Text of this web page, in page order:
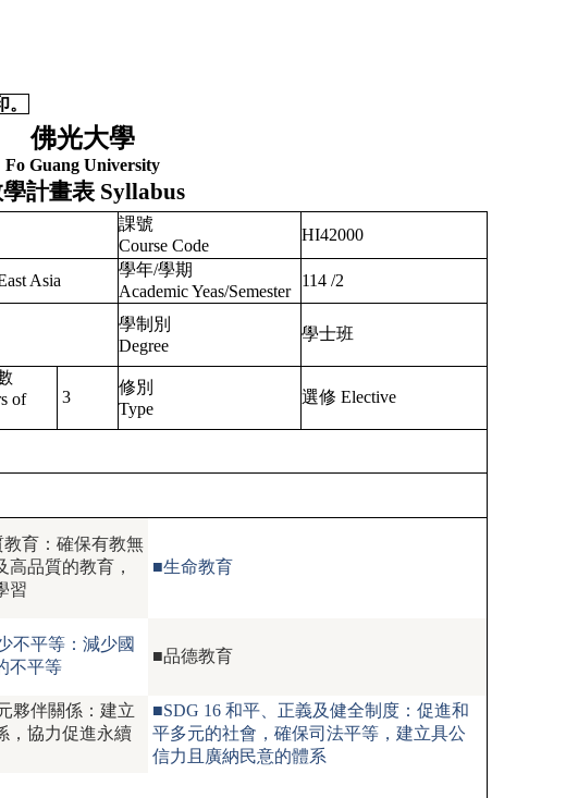
佛光大學
Fo Guang University
計畫表 Syllabus
課號
Course Code
HI42000
Asia
學年/學期
Academic Yeas/Semester
114 /2
學制別
Degree
學士班
of
3
修別
Type
選修 Elective
教育：確保有教無
高品質的教育，
習
■生命教育
不平等：減少國
不平等
■品德教育
夥伴關係：建立
，協力促進永續
■SDG 16 和平、正義及健全制度：促進和
平多元的社會，確保司法平等，建立具公
信力且廣納民意的體系